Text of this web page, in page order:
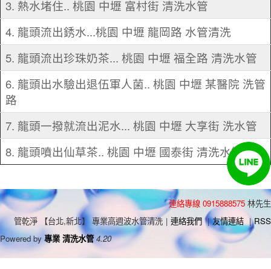
3. 熱水堵住.. 桃園 中壢 富村街 清洗水管
4. 龍頭流出銹水...桃園 中壢 龍岡路 水管清洗
5. 龍頭流出珍珠奶茶... 桃園 中壢 福全路 清洗水管
6. 龍頭出水驗出退伍軍人菌.. 桃園 中壢 某醫院 洗管
路
7. 龍頭一撥就流出泥水... 桃園 中壢 大享街 洗水管
8. 龍頭噴出仙草茶.. 桃園 中壢 國泰街 清洗水管
連絡專線 0915888575 林先生
管乾淨 【台北,新北】 專業高週波水管清洗 | 連絡我們 | 友情連結 | RSS
Powered by 專業 清洗水管 4.20